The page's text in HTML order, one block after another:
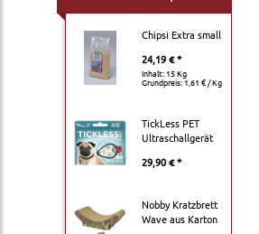
Chipsi Extra small
24,19 € *
Inhalt: 15 Kg
Grundpreis:1,61 € / Kg
TickLess PET
Ultraschallgerät
29,90 € *
Nobby Kratzbrett
Wave aus Karton